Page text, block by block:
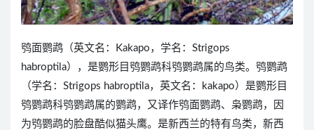
鸮面鹦鹉（英文名：Kakapo，学名：Strigops
habroptila），是鹦形目鸮鹦鹉科鸮鹦鹉属的鸟类。鸮鹦鹉
（学名：Strigops habroptila，英文名：kakapo）是鹦形目
鸮鹦鹉科鸮鹦鹉属的鹦鹉，又译作鸮面鹦鹉、枭鹦鹉，因
为鸮鹦鹉的脸盘酷似猫头鹰。是新西兰的特有鸟类，新西